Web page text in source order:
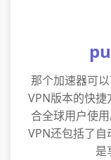
那个加速器可
VPN版本的快
合全球用户使
VPN还包括了
是